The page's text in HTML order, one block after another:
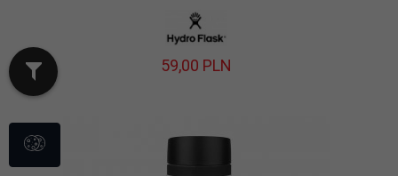
59,00 PLN